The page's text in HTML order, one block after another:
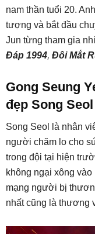
nam thần tuổi 20.
tượng và bắt đầu
Jun từng tham gia
Đáp 1994, Đôi Mắt
Gong Seung
đẹp Song Seol
Song Seol là nhân
người chăm lo cho
trong đội tại hiện
không ngại xông
mạng người bị
nhất cũng là thương